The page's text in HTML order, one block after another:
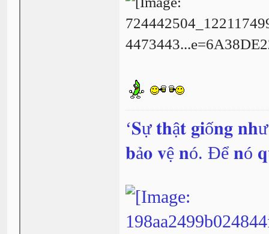
‘𝐒ự 𝐭𝐡ậ𝐭 𝐠𝐢ố𝐧𝐠
𝐛ả𝐨 𝐯ệ 𝐧ó. Để 𝐧ó